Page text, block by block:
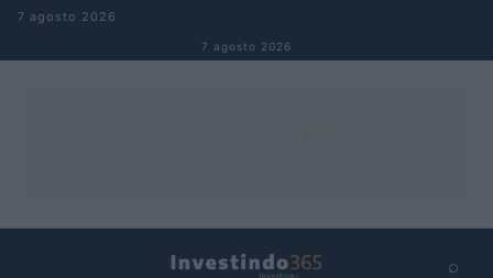
Pular para o conteúdo
7 agosto 2026
7 agosto 2026
⌕